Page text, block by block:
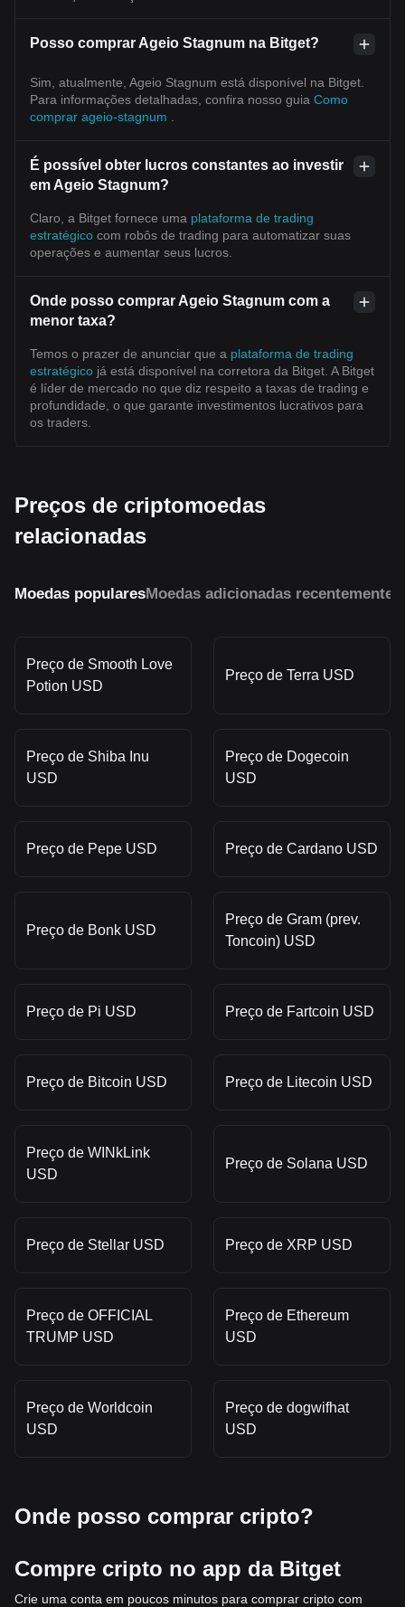
Posso comprar Ageio Stagnum na Bitget?
Sim, atualmente, Ageio Stagnum está disponível na Bitget.
Para informações detalhadas, confira nosso guia Como
comprar ageio-stagnum
É possível obter lucros constantes ao investir
em Ageio Stagnum?
Claro, a Bitget fornece uma plataforma de trading
estratégico com robôs de trading para automatizar suas
operações e aumentar seus lucros.
Onde posso comprar Ageio Stagnum com a
menor taxa?
Temos o prazer de anunciar que a plataforma de trading
estratégico já está disponível na corretora da Bitget. A Bitget
é líder de mercado no que diz respeito a taxas de trading e
profundidade, o que garante investimentos lucrativos para
os traders.
Preços de criptomoedas
relacionadas
Moedas popularesMoedas adicionadas recentemente
Preço de Smooth Love
Potion USD
Preço de Terra USD
Preço de Shiba Inu
USD
Preço de Dogecoin
USD
Preço de Pepe USD Preço de Cardano USD
Preço de Bonk USD
Preço de Gram (prev.
Toncoin) USD
Preço de Pi USD Preço de Fartcoin USD
Preço de Bitcoin USD Preço de Litecoin USD
Preço de WINkLink
USD
Preço de Solana USD
Preço de Stellar USD Preço de XRP USD
Preço de OFFICIAL
TRUMP USD
Preço de Ethereum
USD
Preço de Worldcoin
USD
Preço de dogwifhat
USD
Onde posso comprar cripto?
Compre cripto no app da Bitget
Crie uma conta em poucos minutos para comprar cripto com